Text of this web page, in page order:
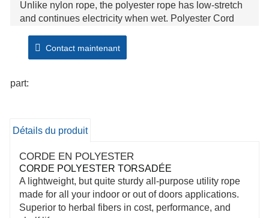
Unlike nylon rope, the polyester rope has low-stretch
and continues electricity when wet. Polyester Cord
powered cutting-edge if it is soiled or wet.
Contact maintenant
part:
Détails du produit
CORDE EN POLYESTER
CORDE POLYESTER TORSADÉE
A lightweight, but quite sturdy all-purpose utility rope
made for all your indoor or out of doors applications.
Superior to herbal fibers in cost, performance, and